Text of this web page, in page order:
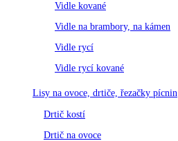
Vidle kované
Vidle na brambory, na kámen
Vidle rycí
Vidle rycí kované
Lisy na ovoce, drtiče, řezačky pícnin
Drtič kostí
Drtič na ovoce